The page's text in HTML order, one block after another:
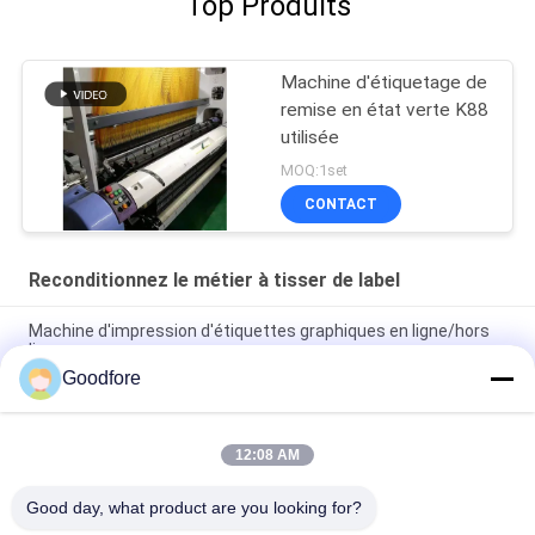
Machine d'étiquetage de
remise en état verte K88
utilisée
MOQ:1set
CONTACT
Reconditionnez le métier à tisser de label
Machine d'impression d'étiquettes graphiques en ligne/hors
ligne
Métier à tisser tissé vert de rapière refourbi par 1900mm avec
la tête originale de jacquard
CX870 reconditionnent la tête de jacquard de métier à tisser
Goodfore
12:08 AM
Good day, what product are you looking for?